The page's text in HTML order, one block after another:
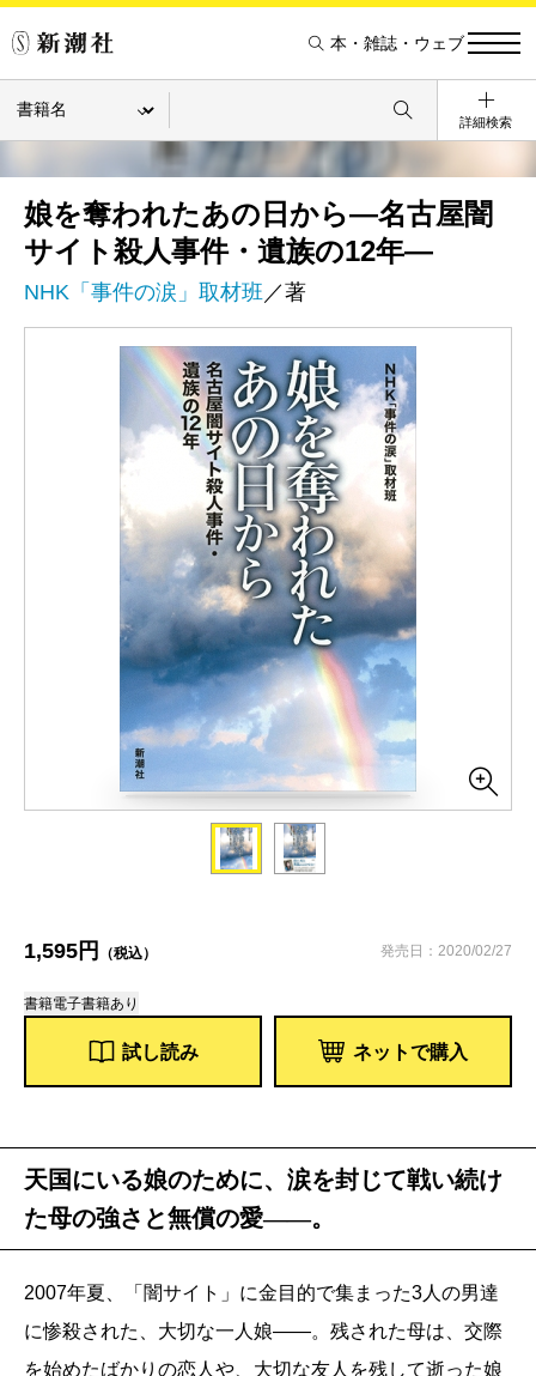
本・雑誌・ウェブ
詳細検索
娘を奪われたあの日から―名古屋闇
サイト殺人事件・遺族の12年―
NHK「事件の涙」取材班／著
1,595円 （税込） 発売日：2020/02/27
書籍電子書籍あり
試し読み ネットで購入
天国にいる娘のために、涙を封じて戦い続け
た母の強さと無償の愛――。
2007年夏、「闇サイト」に金目的で集まった3人の男達
に惨殺された、大切な一人娘――。残された母は、交際
を始めたばかりの恋人や、大切な友人を残して逝った娘